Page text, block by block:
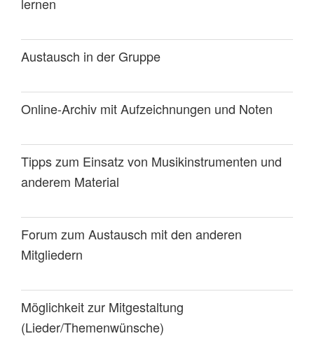
Austausch in der Gruppe
Online-Archiv mit Aufzeichnungen und Noten
Tipps zum Einsatz von Musikinstrumenten und
anderem Material
Forum zum Austausch mit den anderen
Mitgliedern
Möglichkeit zur Mitgestaltung
(Lieder/Themenwünsche)